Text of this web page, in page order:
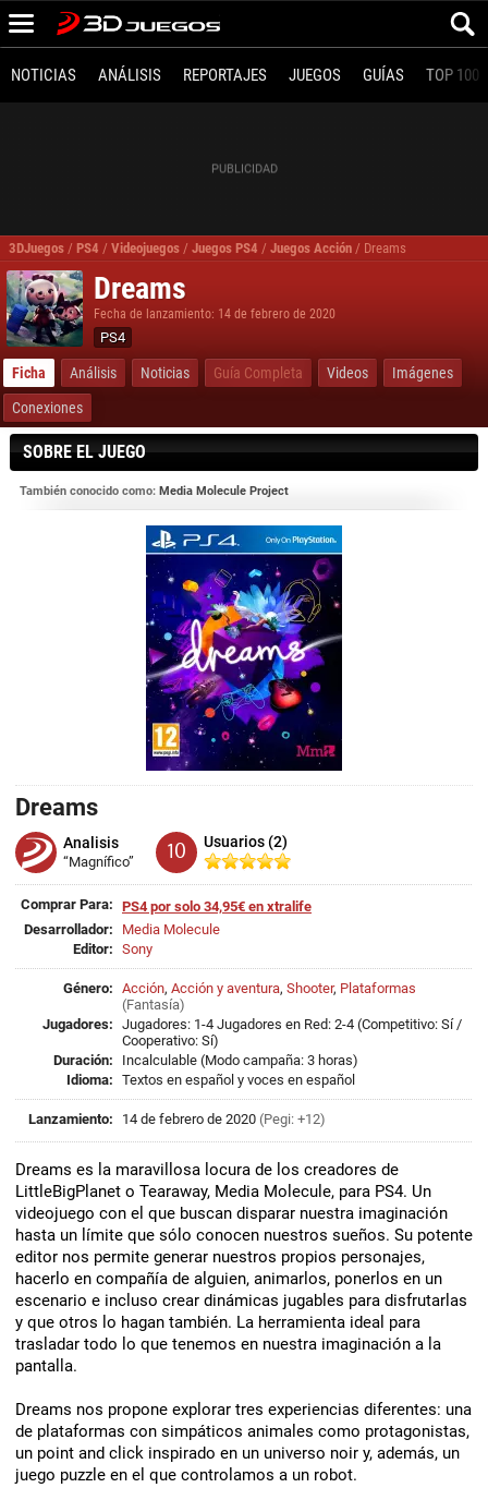
NOTICIAS ANÁLISIS REPORTAJES JUEGOS GUÍAS TOP 100
3DJuegos / PS4 / Videojuegos / Juegos PS4 / Juegos Acción / Dreams
Dreams
Fecha de lanzamiento: 14 de febrero de 2020
PS4
Ficha Análisis Noticias Guía Completa Videos
Imágenes
Conexiones
SOBRE EL JUEGO
También conocido como: Media Molecule Project
Dreams
Analisis
“Magnífico” 10 Usuarios (2)
Comprar Para: PS4 por solo 34,95€ en xtralife
Desarrollador:
Media Molecule
Editor: Sony
Género: Acción, Acción y aventura, Shooter, Plataformas
(Fantasía)
Jugadores: Jugadores: 1-4 Jugadores en Red: 2-4 (Competitivo: Sí /
Cooperativo: Sí)
Duración:
Incalculable (Modo campaña: 3 horas)
Idioma: Textos en español y voces en español
Lanzamiento: 14 de febrero de 2020 (Pegi: +12)
Dreams es la maravillosa locura de los creadores de
LittleBigPlanet o Tearaway, Media Molecule, para PS4. Un
videojuego con el que buscan disparar nuestra imaginación
hasta un límite que sólo conocen nuestros sueños. Su potente
editor nos permite generar nuestros propios personajes,
hacerlo en compañía de alguien, animarlos, ponerlos en un
escenario e incluso crear dinámicas jugables para disfrutarlas
y que otros lo hagan también. La herramienta ideal para
trasladar todo lo que tenemos en nuestra imaginación a la
pantalla.
Dreams nos propone explorar tres experiencias diferentes: una
de plataformas con simpáticos animales como protagonistas,
un point and click inspirado en un universo noir y, además, un
juego puzzle en el que controlamos a un robot.